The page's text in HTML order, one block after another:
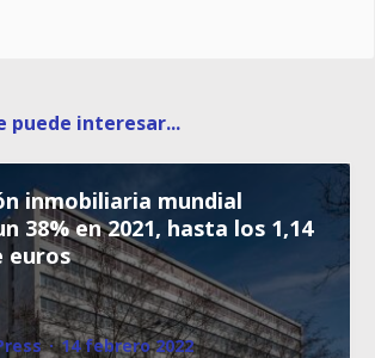
puede interesar...
inmobiliaria mundial
38% en 2021, hasta los 1,14
euros
· 14 febrero 2022